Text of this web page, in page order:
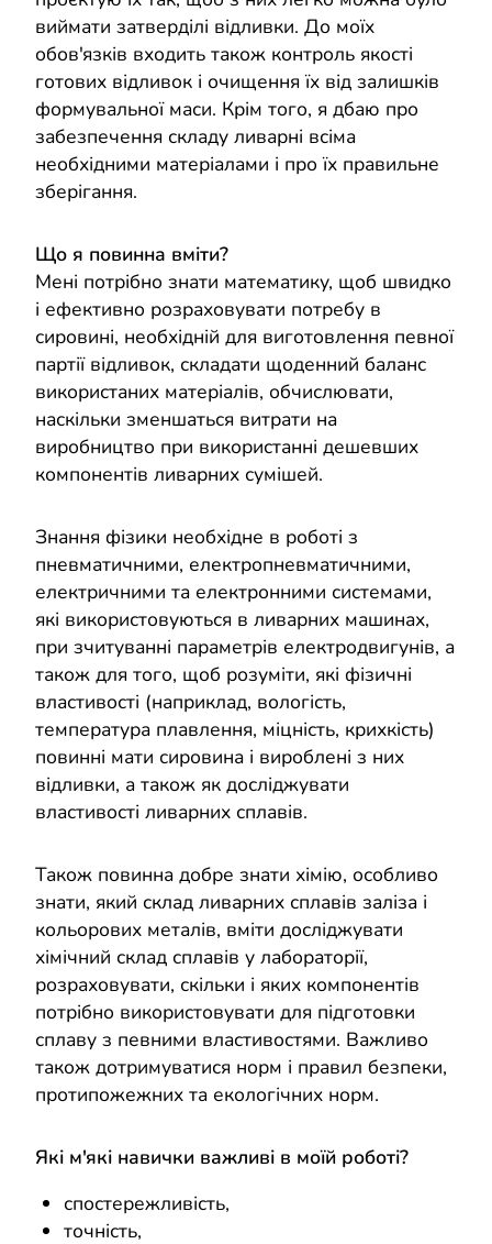
виймати затверділі відливки. До моїх
обов'язків входить також контроль якості
готових відливок і очищення їх від залишків
формувальної маси. Крім того, я дбаю про
забезпечення складу ливарні всіма
необхідними матеріалами і про їх правильне
зберігання.
Що я повинна вміти?
Мені потрібно знати математику, щоб швидко
і ефективно розраховувати потребу в
сировині, необхідній для виготовлення певної
партії відливок, складати щоденний баланс
використаних матеріалів, обчислювати,
наскільки зменшаться витрати на
виробництво при використанні дешевших
компонентів ливарних сумішей.
Знання фізики необхідне в роботі з
пневматичними, електропневматичними,
електричними та електронними системами,
які використовуються в ливарних машинах,
при зчитуванні параметрів електродвигунів, а
також для того, щоб розуміти, які фізичні
властивості (наприклад, вологість,
температура плавлення, міцність, крихкість)
повинні мати сировина і вироблені з них
відливки, а також як досліджувати
властивості ливарних сплавів.
Також повинна добре знати хімію, особливо
знати, який склад ливарних сплавів заліза і
кольорових металів, вміти досліджувати
хімічний склад сплавів у лабораторії,
розраховувати, скільки і яких компонентів
потрібно використовувати для підготовки
сплаву з певними властивостями. Важливо
також дотримуватися норм і правил безпеки,
протипожежних та екологічних норм.
Які м'які навички важливі в моїй роботі?
спостережливість,
точність,